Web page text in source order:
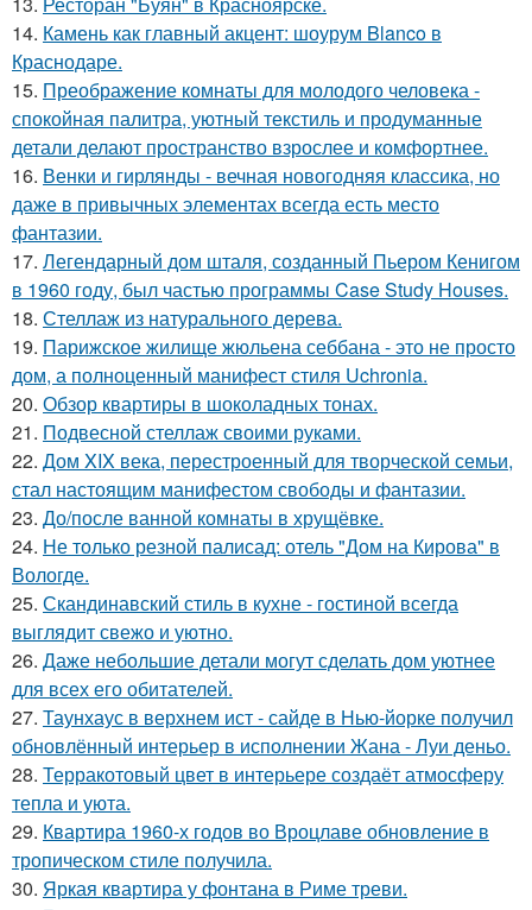
14. Камень как главный акцент: шоурум Blanco в
Краснодаре.
15. Преображение комнаты для молодого человека -
спокойная палитра, уютный текстиль и продуманные
детали делают пространство взрослее и комфортнее.
16. Венки и гирлянды - вечная новогодняя классика, но
даже в привычных элементах всегда есть место
фантазии.
17. Легендарный дом шталя, созданный Пьером Кенигом
в 1960 году, был частью программы Case Study Houses.
18. Стеллаж из натурального дерева.
19. Парижское жилище жюльена себбана - это не просто
дом, а полноценный манифест стиля Uchronia.
20. Обзор квартиры в шоколадных тонах.
21. Подвесной стеллаж своими руками.
22. Дом XIX века, перестроенный для творческой семьи,
стал настоящим манифестом свободы и фантазии.
23. До/после ванной комнаты в хрущёвке.
24. Не только резной палисад: отель "Дом на Кирова" в
Вологде.
25. Скандинавский стиль в кухне - гостиной всегда
выглядит свежо и уютно.
26. Даже небольшие детали могут сделать дом уютнее
для всех его обитателей.
27. Таунхаус в верхнем ист - сайде в Нью-йорке получил
обновлённый интерьер в исполнении Жана - Луи деньо.
28. Терракотовый цвет в интерьере создаёт атмосферу
тепла и уюта.
29. Квартира 1960-х годов во Вроцлаве обновление в
тропическом стиле получила.
30. Яркая квартира у фонтана в Риме треви.